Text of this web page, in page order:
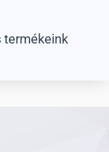
termékeink